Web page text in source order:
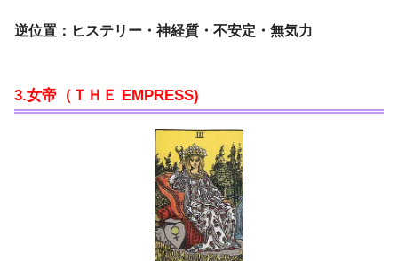
逆位置：ヒステリー・神経質・不安定・無気力
3.女帝（ＴＨＥ EMPRESS)